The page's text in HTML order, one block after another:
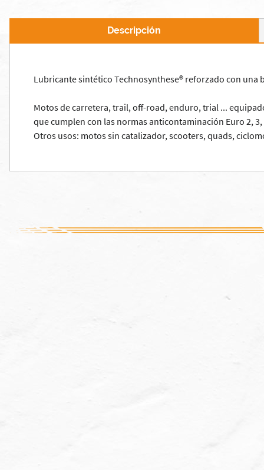
Descripción
Lubricante sintético Technosynthese® reforzado con una
Motos de carretera, trail, off-road, enduro, trial ...
que cumplen con las normas anticontaminación Euro 2,
Otros usos: motos sin catalizador, scooters, quads,